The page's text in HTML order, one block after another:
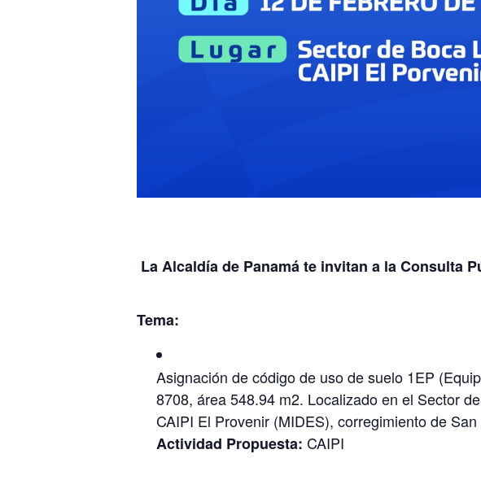
La Alcaldía de Panamá te invitan a la Consulta
Tema:
Asignación de código de uso de suelo 1EP
8708, área 548.94 m2. Localizado en el Sector
CAIPI El Provenir (MIDES), corregimiento de
Actividad Propuesta: CAIPI